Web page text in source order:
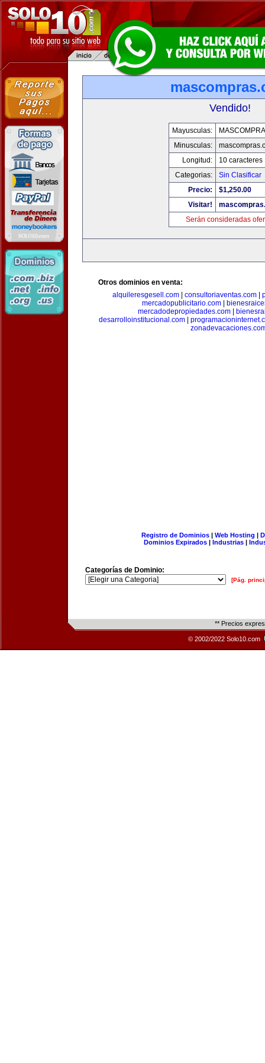
Vendido!
Mayusculas:
Minusculas:
Longitud:
10 caracteres
Categorias:
Sin Clasificar
Precio:
$1,250.00
Visitar!
Serán consideradas
Otros dominios en venta:
alquileresgesell.com
consultoriaventas.com
mercadopublicitario.com|
mercadodepropiedades.com
desarrolloinstitucional.com
Registro de Dominios| Web Hosting |
Dominios Expirados | Industrias |
Categorías de Dominio:
[Pág.
** Precios
© 2002/2022 Solo10.com